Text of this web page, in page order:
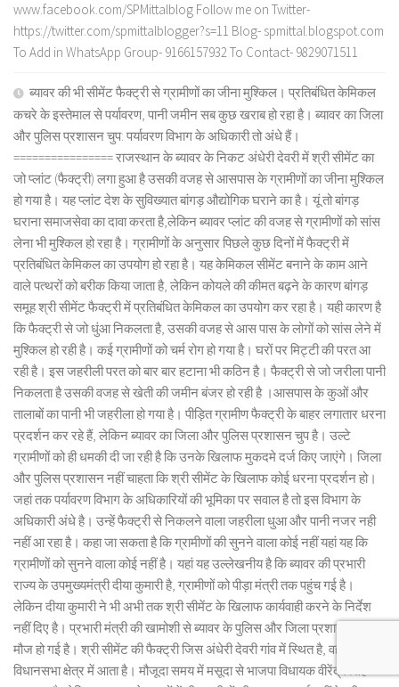
www.facebook.com/SPMittalblog Follow me on Twitter-
https://twitter.com/spmittalblogger?s=11 Blog- spmittal.blogspot.com
To Add in WhatsApp Group- 9166157932 To Contact- 9829071511
ब्यावर की भी सीमेंट फैक्ट्री से ग्रामीणों का जीना मुश्किल। प्रतिबंधित केमिकल
कचरे के इस्तेमाल से पर्यावरण, पानी जमीन सब कुछ खराब हो रहा है। ब्यावर का जिला
और पुलिस प्रशासन चुप: पर्यावरण विभाग के अधिकारी तो अंधे हैं।
================ राजस्थान के ब्यावर के निकट अंधेरी देवरी में श्री सीमेंट का
जो प्लांट (फैक्ट्री) लगा हुआ है उसकी वजह से आसपास के ग्रामीणों का जीना मुश्किल
हो गया है। यह प्लांट देश के सुविख्यात बांगड़ औद्योगिक घराने का है। यूं तो बांगड़
घराना समाजसेवा का दावा करता है,लेकिन ब्यावर प्लांट की वजह से ग्रामीणों को सांस
लेना भी मुश्किल हो रहा है। ग्रामीणों के अनुसार पिछले कुछ दिनों में फैक्ट्री में
प्रतिबंधित केमिकल का उपयोग हो रहा है। यह केमिकल सीमेंट बनाने के काम आने
वाले पत्थरों को बरीक किया जाता है, लेकिन कोयले की कीमत बढ़ने के कारण बांगड़
समूह श्री सीमेंट फैक्ट्री में प्रतिबंधित केमिकल का उपयोग कर रहा है। यही कारण है
कि फैक्ट्री से जो धुंआ निकलता है, उसकी वजह से आस पास के लोगों को सांस लेने में
मुश्किल हो रही है। कई ग्रामीणों को चर्म रोग हो गया है। घरों पर मिट्टी की परत आ
रही है। इस जहरीली परत को बार बार हटाना भी कठिन है। फैक्ट्री से जो जरीला पानी
निकलता है उसकी वजह से खेती की जमीन बंजर हो रही है ।आसपास के कुओं और
तालाबों का पानी भी जहरीला हो गया है। पीड़ित ग्रामीण फैक्ट्री के बाहर लगातार धरना
प्रदर्शन कर रहे हैं, लेकिन ब्यावर का जिला और पुलिस प्रशासन चुप है। उल्टे
ग्रामीणों को ही धमकी दी जा रही है कि उनके खिलाफ मुकदमे दर्ज किए जाएंगे। जिला
और पुलिस प्रशासन नहीं चाहता कि श्री सीमेंट के खिलाफ कोई धरना प्रदर्शन हो।
जहां तक पर्यावरण विभाग के अधिकारियों की भूमिका पर सवाल है तो इस विभाग के
अधिकारी अंधे है। उन्हें फैक्ट्री से निकलने वाला जहरीला धुआ और पानी नजर नही
नहीं आ रहा है। कहा जा सकता है कि ग्रामीणों की सुनने वाला कोई नहीं यहां यह कि
ग्रामीणों को सुनने वाला कोई नहीं है। यहां यह उल्लेखनीय है कि ब्यावर की प्रभारी
राज्य के उपमुख्यमंत्री दीया कुमारी है, ग्रामीणों को पीड़ा मंत्री तक पहुंच गई है।
लेकिन दीया कुमारी ने भी अभी तक श्री सीमेंट के खिलाफ कार्यवाही करने के निर्देश
नहीं दिए है। प्रभारी मंत्री की खामोशी से ब्यावर के पुलिस और जिला प्रशासन की
मौज हो गई है। श्री सीमेंट की फैक्ट्री जिस अंधेरी देवरी गांव में स्थित है, वह मसूदा
विधानसभा क्षेत्र में आता है। मौजूदा समय में मसूदा से भाजपा विधायक वीरेंद्र सिंह